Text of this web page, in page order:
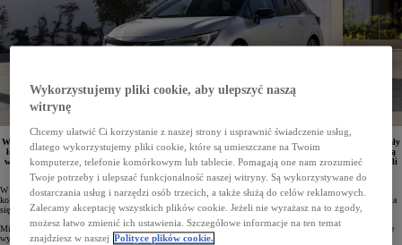
W 2023 roku Toyota była najchętniej wybieraną marką przez klientów flotowych. Firmy zarejestrowały
łącznie 69 859 osobowych i dostawczych pojazdów japońskiego koncernu. Największą popularnością
wśród kupujących cieszyła się Corolla. W Top10 rynku flotowego w Polsce znalazło się aż pięć modeli
W 2023 roku firmy zarejestrowały 69 859 samochodów osobowych i dostawczych Toyoty – więcej niż dwie
kolejne marki w zestawieniu razem wzięte. Toyota poprawiła swój wynik aż o 29%! Japońska marka umocniła
się na pozycji lidera, a jej udział w rynku wzrósł do 17,5%.
Mirosław Sochacki, Corporate Sales Senior Manager w Toyota Central Europe, podsumowując ubiegłoroczne
wyniki, podkreślił:
Wykorzystujemy pliki cookie, aby ulepszyć naszą
witrynę
Chcemy ułatwić Ci korzystanie z naszej strony i usprawnić świadczenie usług,
dlatego wykorzystujemy pliki cookie, które są umieszczane na Twoim
komputerze, telefonie komórkowym lub tablecie. Pomagają one nam zrozumieć
Twoje potrzeby i ulepszać funkcjonalność naszej witryny. Są wykorzystywane do
dostarczania usług i narzędzi osób trzecich, a także służą do celów reklamowych.
Zalecamy akceptację wszystkich plików cookie. Jeżeli nie wyrażasz na to zgody,
możesz łatwo zmienić ich ustawienia. Szczegółowe informacje na ten temat
znajdziesz w naszej Polityce plików cookie.